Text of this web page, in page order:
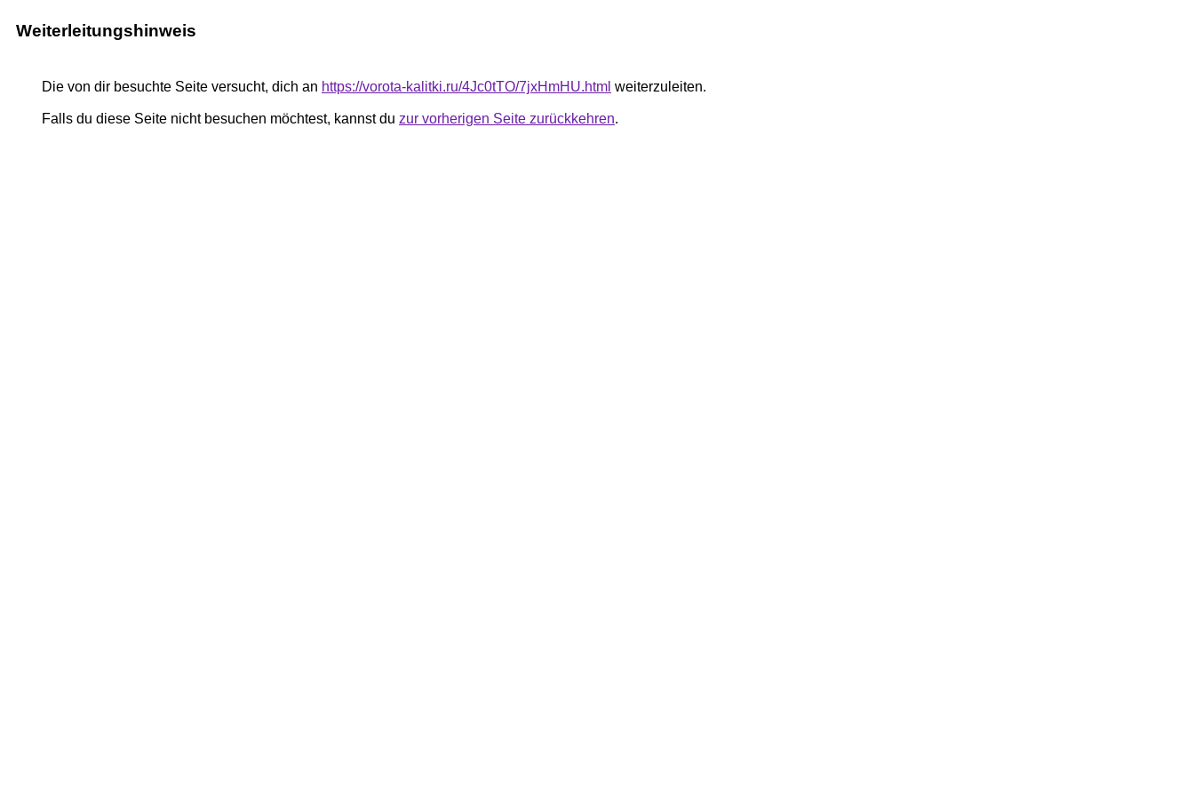
Weiterleitungshinweis
Die von dir besuchte Seite versucht, dich an https://vorota-kalitki.ru/4Jc0tTO/7jxHmHU.html weiterzuleiten.
Falls du diese Seite nicht besuchen möchtest, kannst du zur vorherigen Seite zurückkehren.